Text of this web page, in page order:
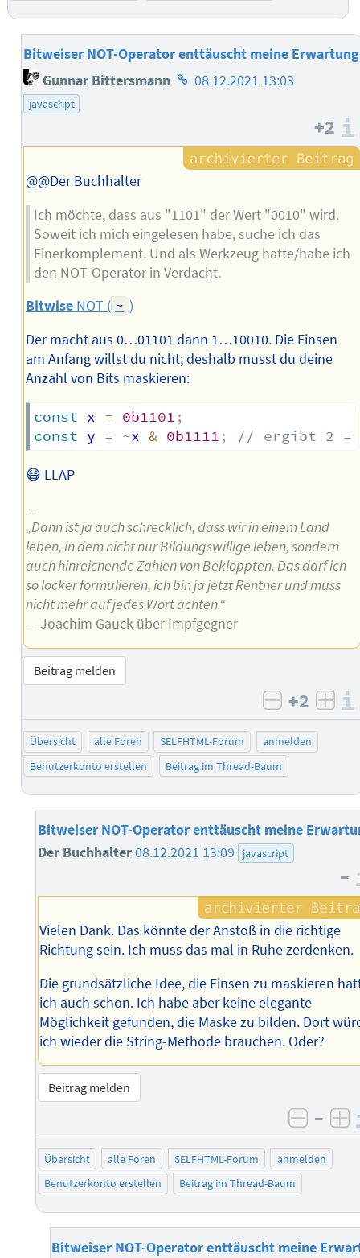
Bitweiser NOT-Operator enttäuscht meine Erwartung
Gunnar Bittersmann Homepage
08.12.2021 13:03
javascript
+2
@@Der Buchhalter
Ich möchte, dass aus "1101" der Wert "0010" wird.
Soweit ich mich eingelesen habe, suche ich das
Einerkomplement. Und als Werkzeug hatte/habe ich
den NOT-Operator in Verdacht.
BitwiseNOT ( ~ )
Der macht aus 0…01101 dann 1…10010. Die Einsen
am Anfang willst du nicht; deshalb musst du deine
Anzahl von Bits maskieren:
const x = 0b1101 ;
const y = ~x & 0b1111 ; // ergibt 2 =
😷 LLAP
--
„Dann ist ja auch schrecklich, dass wir in einem Land
leben, in dem nicht nur Bildungswillige leben, sondern
auch hinreichende Zahlen von Bekloppten. Das darf ich
so locker formulieren, ich bin ja jetzt Rentner und muss
nicht mehr auf jedes Wort achten.“
— Joachim Gauck über Impfgegner
Beitrag melden
negativ
+2
Übersicht alle Foren SELFHTML-Forum
anmelden
Benutzerkonto erstellen
Beitrag im Thread-Baum
Bitweiser NOT-Operator enttäuscht meine
Der Buchhalter08.12.2021 13:09 javascript
–
Vielen Dank. Das könnte der Anstoß in die richtige
Richtung sein. Ich muss das mal in Ruhe zerdenken.
Die grundsätzliche Idee, die Einsen zu maskieren
ich auch schon. Ich habe aber keine elegante
Möglichkeit gefunden, die Maske zu bilden. Dort
ich wieder die String-Methode brauchen. Oder?
Beitrag melden
–
Übersicht alle Foren SELFHTML-Forum
anmelden
Benutzerkonto erstellen
Beitrag im Thread-Baum
Bitweiser NOT-Operator enttäuscht meine